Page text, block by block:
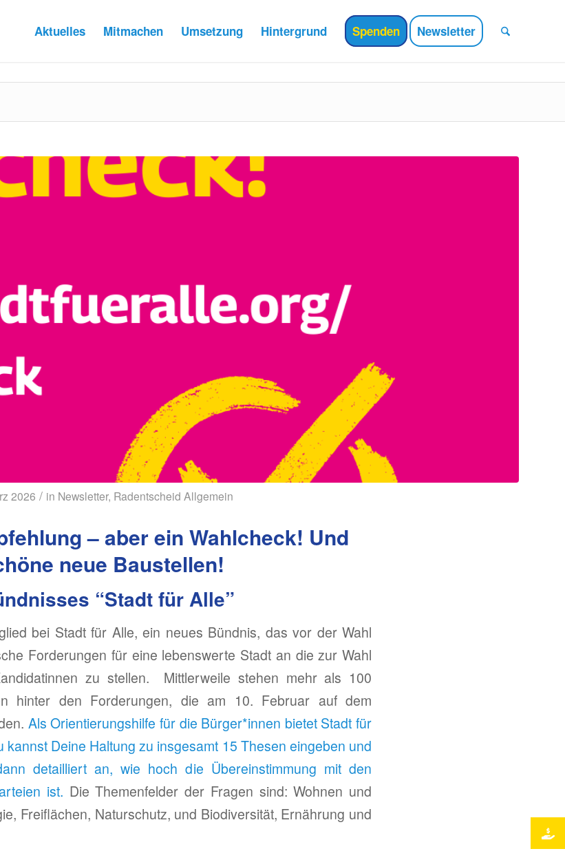
Aktuelles Mitmachen Umsetzung Hintergrund Spenden Newsletter
2026 / in Newsletter, Radentscheid Allgemein
– aber ein Wahlcheck! Und
neue Baustellen!
“Stadt für Alle”
bei Stadt für Alle, ein neues Bündnis, das vor der Wahl
Forderungen für eine lebenswerte Stadt an die zur Wahl
zu stellen. Mittlerweile stehen mehr als 100
hinter den Forderungen, die am 10. Februar auf dem
Als Orientierungshilfe für die Bürger*innen bietet Stadt für
kannst Deine Haltung zu insgesamt 15 Thesen eingeben und
detailliert an, wie hoch die Übereinstimmung mit den
ist. Die Themenfelder der Fragen sind: Wohnen und
Freiflächen, Naturschutz, und Biodiversität, Ernährung und